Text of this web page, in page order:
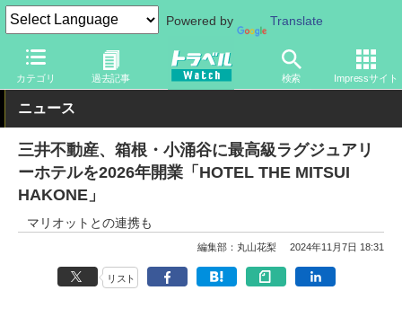
Powered by Translate
カテゴリ 過去記事 検索 Impressサイト
トラベル Watch 旅の情報 ホテル・旅館 宿泊
ニュース
三井不動産、箱根・小涌谷に最高級ラグジュアリ
ーホテルを2026年開業「HOTEL THE MITSUI
HAKONE」
マリオットとの連携も
編集部：丸山花梨 2024年11月7日 18:31
リスト